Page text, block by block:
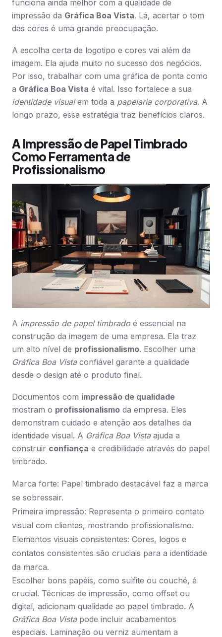
funciona ainda melhor com a qualidade de
impressão da Gráfica Boa Vista. Lá, acertar o tom
das cores é uma grande preocupação.
A escolha certa de logotipo e cores vai além da
imagem. Ela ajuda muito no sucesso dos negócios.
Por isso, trabalhar com uma gráfica de ponta como
a Gráfica Boa Vista é vital. Isso fortalece a sua
identidade visualem toda a papelaria corporativa. A
longo prazo, essa estratégia traz benefícios claros.
A Impressão de Papel Timbrado
Como Ferramenta de
Profissionalismo
A impressão de papel timbrado é essencial na
construção da imagem de uma empresa. Ela traz
um alto nível de profissionalismo. Escolher uma
Gráfica Boa Vistaconfiável garante a qualidade
desde o design até o produto final.
Documentos com impressão de qualidade
mostram o profissionalismo da empresa. Eles
demonstram cuidado e atenção aos detalhes da
identidade visual. A Gráfica Boa Vistaajuda a
construir confiança e credibilidade através do papel
timbrado.
Marca forte: Papel timbrado destacável faz a marca
se sobressair.
Primeira impressão: Representa o primeiro contato
visual com clientes, mostrando profissionalismo.
Elementos visuais consistentes: Cores, logos e
contatos consistentes são cruciais para a identidade
da marca.
Escolher bons papéis, como sulfite ou couché, é
crucial. Técnicas de impressão, como offset ou
digital, adicionam qualidade ao papel timbrado. A
Gráfica Boa Vistapode incluir acabamentos
especiais. Laminação ou verniz aumentam a